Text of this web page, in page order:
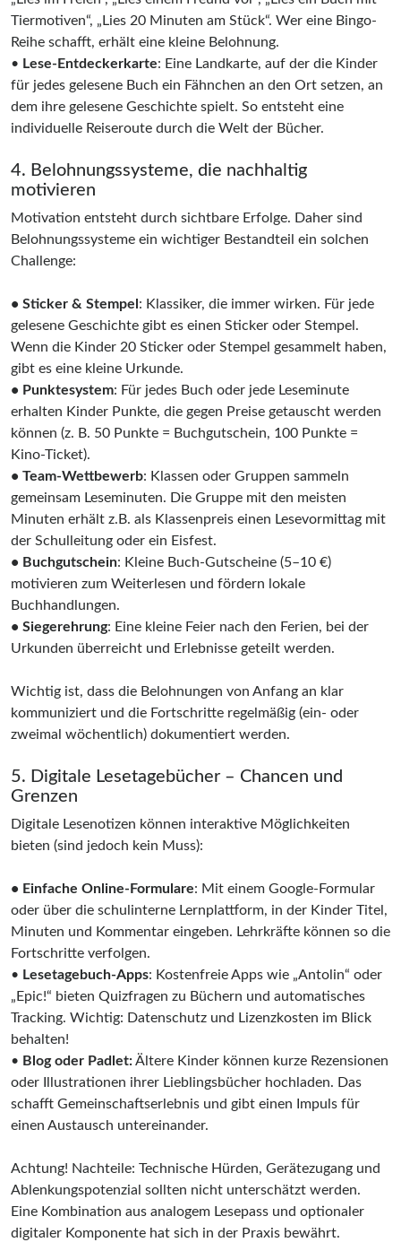
Tiermotiven“, „Lies 20 Minuten am Stück“. Wer eine Bingo-
Reihe schafft, erhält eine kleine Belohnung.
• Lese-Entdeckerkarte: Eine Landkarte, auf der die Kinder
für jedes gelesene Buch ein Fähnchen an den Ort setzen, an
dem ihre gelesene Geschichte spielt. So entsteht eine
individuelle Reiseroute durch die Welt der Bücher.
4. Belohnungssysteme, die nachhaltig
motivieren
Motivation entsteht durch sichtbare Erfolge. Daher sind
Belohnungssysteme ein wichtiger Bestandteil ein solchen
Challenge:
• Sticker & Stempel: Klassiker, die immer wirken. Für jede
gelesene Geschichte gibt es einen Sticker oder Stempel.
Wenn die Kinder 20 Sticker oder Stempel gesammelt haben,
gibt es eine kleine Urkunde.
• Punktesystem: Für jedes Buch oder jede Leseminute
erhalten Kinder Punkte, die gegen Preise getauscht werden
können (z. B. 50 Punkte = Buchgutschein, 100 Punkte =
Kino-Ticket).
• Team-Wettbewerb: Klassen oder Gruppen sammeln
gemeinsam Leseminuten. Die Gruppe mit den meisten
Minuten erhält z.B. als Klassenpreis einen Lesevormittag mit
der Schulleitung oder ein Eisfest.
• Buchgutschein: Kleine Buch-Gutscheine (5–10 €)
motivieren zum Weiterlesen und fördern lokale
Buchhandlungen.
• Siegerehrung: Eine kleine Feier nach den Ferien, bei der
Urkunden überreicht und Erlebnisse geteilt werden.
Wichtig ist, dass die Belohnungen von Anfang an klar
kommuniziert und die Fortschritte regelmäßig (ein- oder
zweimal wöchentlich) dokumentiert werden.
5. Digitale Lesetagebücher – Chancen und
Grenzen
Digitale Lesenotizen können interaktive Möglichkeiten
bieten (sind jedoch kein Muss):
• Einfache Online-Formulare: Mit einem Google-Formular
oder über die schulinterne Lernplattform, in der Kinder Titel,
Minuten und Kommentar eingeben. Lehrkräfte können so die
Fortschritte verfolgen.
• Lesetagebuch-Apps: Kostenfreie Apps wie „Antolin“ oder
„Epic!“ bieten Quiz­fragen zu Büchern und automatisches
Tracking. Wichtig: Datenschutz und Lizenzkosten im Blick
behalten!
• Blog oder Padlet:Ältere Kinder können kurze Rezensionen
oder Illustrationen ihrer Lieblingsbücher hochladen. Das
schafft Gemeinschaftserlebnis und gibt einen Impuls für
einen Austausch untereinander.
Achtung! Nachteile: Technische Hürden, Gerätezugang und
Ablenkungspotenzial sollten nicht unterschätzt werden.
Eine Kombination aus analogem Lesepass und optionaler
digitaler Komponente hat sich in der Praxis bewährt.